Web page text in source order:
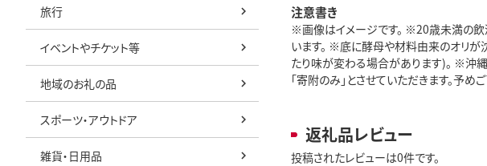
旅行
イベントやチケット等
地域のお礼の品
スポーツ・アウトドア
雑貨・日用品
注意書き
※画像はイメージです。 ※20歳未満の飲
います。 ※底に酵母や材料由来のオリ
たり味が変わる場合があります)。 ※沖
「寄附のみ」とさせていただきます。予
返礼品レビュー
投稿されたレビューは0件です。